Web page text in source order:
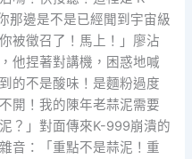
那邊是不是已經聞到宇宙級
被徵召了！馬上！」廖沾
他捏著對講機，困惑地喊
的不是酸味！是麵粉過度
開！我的陳年老蒜泥需要
？」對面傳來K-999崩潰的
音：「重點不是蒜泥！重